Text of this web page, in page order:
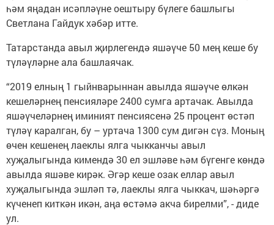
һәм яңадан исәпләүне оештыру бүлеге башлыгы
Светлана Гайдук хәбәр итте.
Татарстанда авыл җирлегендә яшәүче 50 мең кеше бу
түләүләрне ала башлаячак.
“2019 елның 1 гыйнварыннан авылда яшәүче өлкән
кешеләрнең пенсияләре 2400 сумга артачак. Авылда
яшәүчеләрнең иминият пенсиясенә 25 процент өстәп
түләү каралган, бу – уртача 1300 сум дигән сүз. Моның
өчен кешенең лаеклы ялга чыкканчы авыл
хуҗалыгында кимендә 30 ел эшләве һәм бүгенге көндә
авылда яшәве кирәк. Әгәр кеше озак еллар авыл
хуҗалыгында эшләп тә, лаеклы ялга чыккач, шәһәргә
күченеп киткән икән, аңа өстәмә акча бирелми”, - диде
ул.